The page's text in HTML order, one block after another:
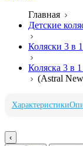
Главная
Детские
Коляски 3 в 1
Коляска 3 в
(Astral
Характеристики
‹